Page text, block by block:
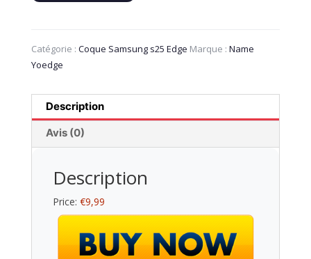
Catégorie : Coque Samsung s25 Edge Marque : Name
Yoedge
Description
Avis (0)
Description
Price: €9,99